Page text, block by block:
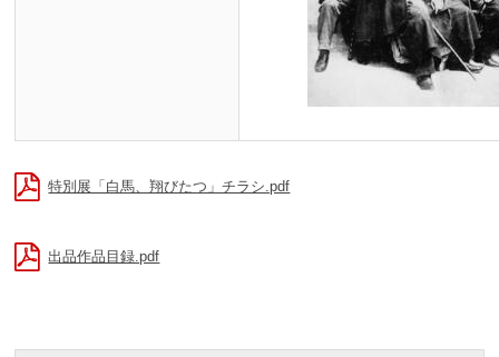
特別展「白馬、翔びたつ」チラシ.pdf
出品作品目録.pdf